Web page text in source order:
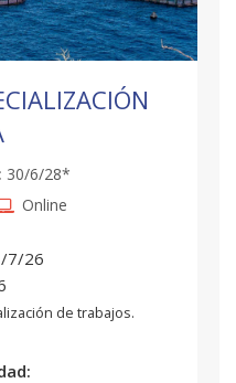
30/6/28*
Online
7/26
de trabajos.